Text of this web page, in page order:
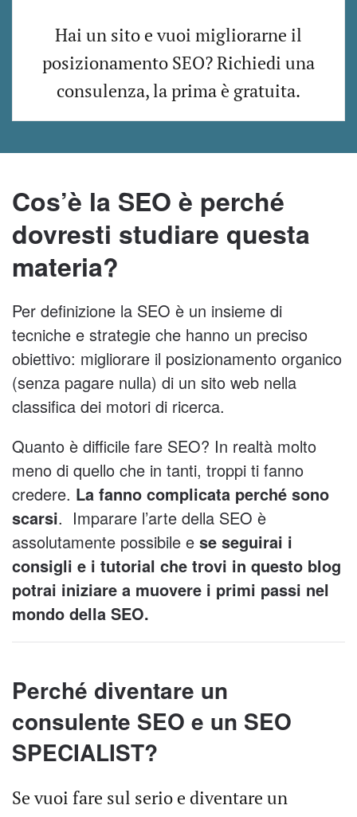
Hai un sito e vuoi migliorarne il
posizionamento SEO? Richiedi una
consulenza, la prima è gratuita.
Cos’è la SEO è perché
dovresti studiare questa
materia?
Per definizione la SEO è un insieme di
tecniche e strategie che hanno un preciso
obiettivo: migliorare il posizionamento organico
(senza pagare nulla) di un sito web nella
classifica dei motori di ricerca.
Quanto è difficile fare SEO? In realtà molto
meno di quello che in tanti, troppi ti fanno
credere. La fanno complicata perché sono
scarsi. Imparare l’arte della SEO è
assolutamente possibile e se seguirai i
consigli e i tutorial che trovi in questo blog
potrai iniziare a muovere i primi passi nel
mondo della SEO.
Perché diventare un
consulente SEO e un SEO
SPECIALIST?
Se vuoi fare sul serio e diventare un